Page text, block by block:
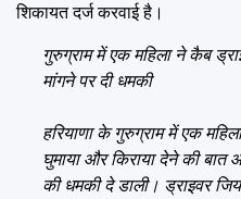
शिकायत दर्ज करवाई है।
गुरुग्राम में एक महिला ने कैब
मांगने पर दी धमकी
हरियाणा के गुरुग्राम में एक
घुमाया और किराया देने की बात
की धमकी दे डाली। ड्राइवर